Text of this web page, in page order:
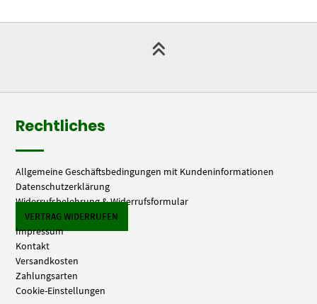
Rechtliches
Allgemeine Geschäftsbedingungen mit Kundeninformationen
Datenschutzerklärung
Widerrufsbelehrung & Widerrufsformular
VERTRAG WIDERRUFEN
Impressum
Kontakt
Versandkosten
Zahlungsarten
Cookie-Einstellungen